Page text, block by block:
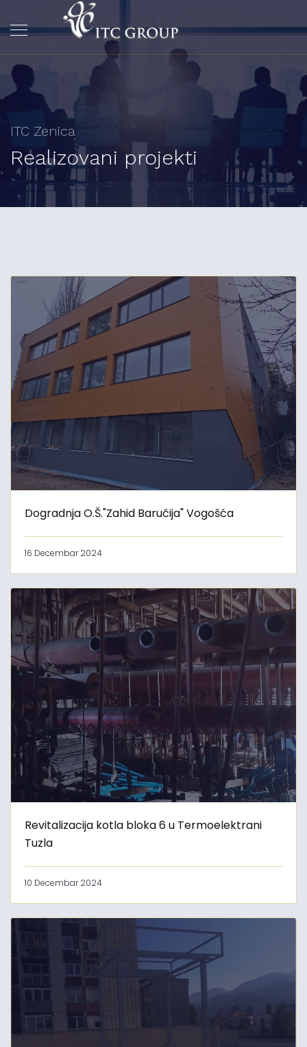
ITC Zenica
Realizovani projekti
Dogradnja O.Š."Zahid Baručija" Vogošća
16 Decembar 2024
Revitalizacija kotla bloka 6 u Termoelektrani
Tuzla
10 Decembar 2024